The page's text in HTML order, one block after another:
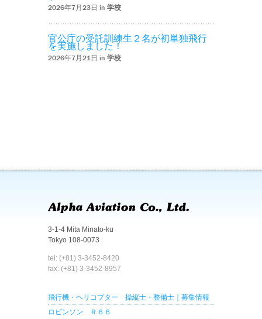
2026年7月23日 in 学校
官公庁の受託訓練生２名が初単独飛行
を実施しました！
2026年7月21日 in 学校
3-1-4 Mita Minato-ku
Tokyo 108-0073
tel: (+81) 3-3452-8420
fax: (+81) 3-3452-8957
飛行機・ヘリコプター 操縦士・整備士｜募集情報
ロビンソン Ｒ６６